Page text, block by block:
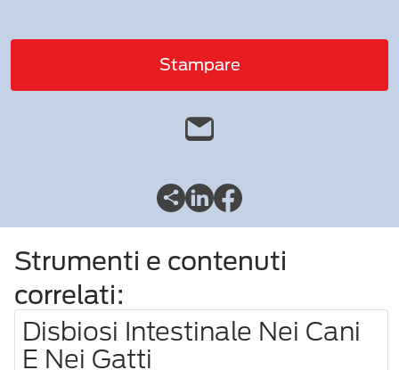
Stampare
Strumenti e contenuti
correlati:
Disbiosi Intestinale Nei Cani
E Nei Gatti